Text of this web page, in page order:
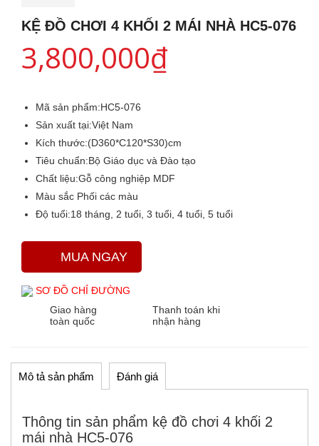
KỆ ĐỒ CHƠI 4 KHỐI 2 MÁI NHÀ HC5-076
3,800,000₫
Mã sản phẩm:HC5-076
Sản xuất tại:Việt Nam
Kích thước:(D360*C120*S30)cm
Tiêu chuẩn:Bộ Giáo dục và Đào tạo
Chất liệu:Gỗ công nghiệp MDF
Màu sắc Phối các màu
Độ tuổi:18 tháng, 2 tuổi, 3 tuổi, 4 tuổi, 5 tuổi
MUA NGAY
SƠ ĐỒ CHỈ ĐƯỜNG
Giao hàng
toàn quốc
Thanh toán khi
nhận hàng
Mô tả sản phẩm Đánh giá
Thông tin sản phẩm kệ đồ chơi 4 khối 2
mái nhà HC5-076